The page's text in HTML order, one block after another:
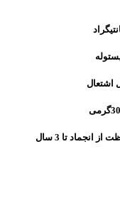
اشتعال
تا 3 سال